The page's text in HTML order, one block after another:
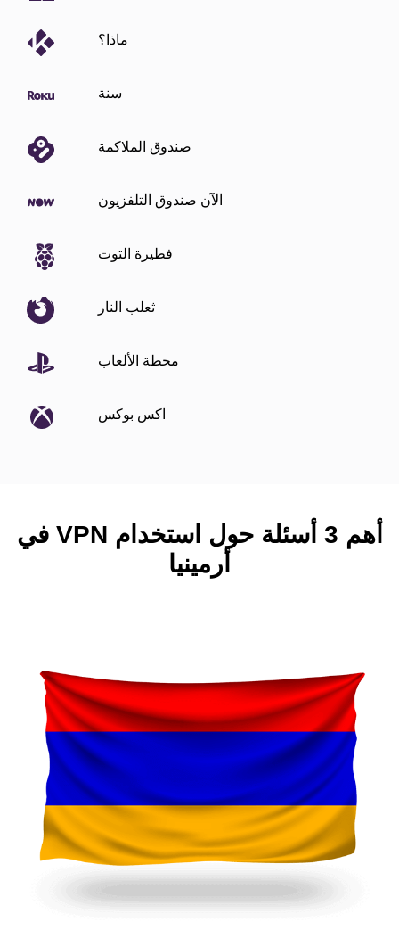
ماذا؟
سنة
صندوق الملاكمة
الآن صندوق التلفزيون
فطيرة التوت
ثعلب النار
محطة الألعاب
اكس بوكس
أهم 3 أسئلة حول استخدام VPN في
أرمينيا